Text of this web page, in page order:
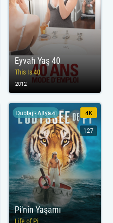
Eyvah Yaş 40
This Is 40
2012
Pi'nin Yaşamı
Life of Pi
Dublaj - Altyazı 4K
127